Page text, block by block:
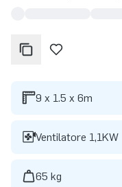
9 x 1.5 x 6m
Ventilatore 1,1KW
65 kg